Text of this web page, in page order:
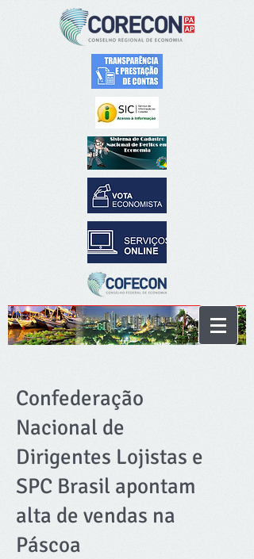
Confederação
Nacional de
Dirigentes Lojistas e
SPC Brasil apontam
alta de vendas na
Páscoa